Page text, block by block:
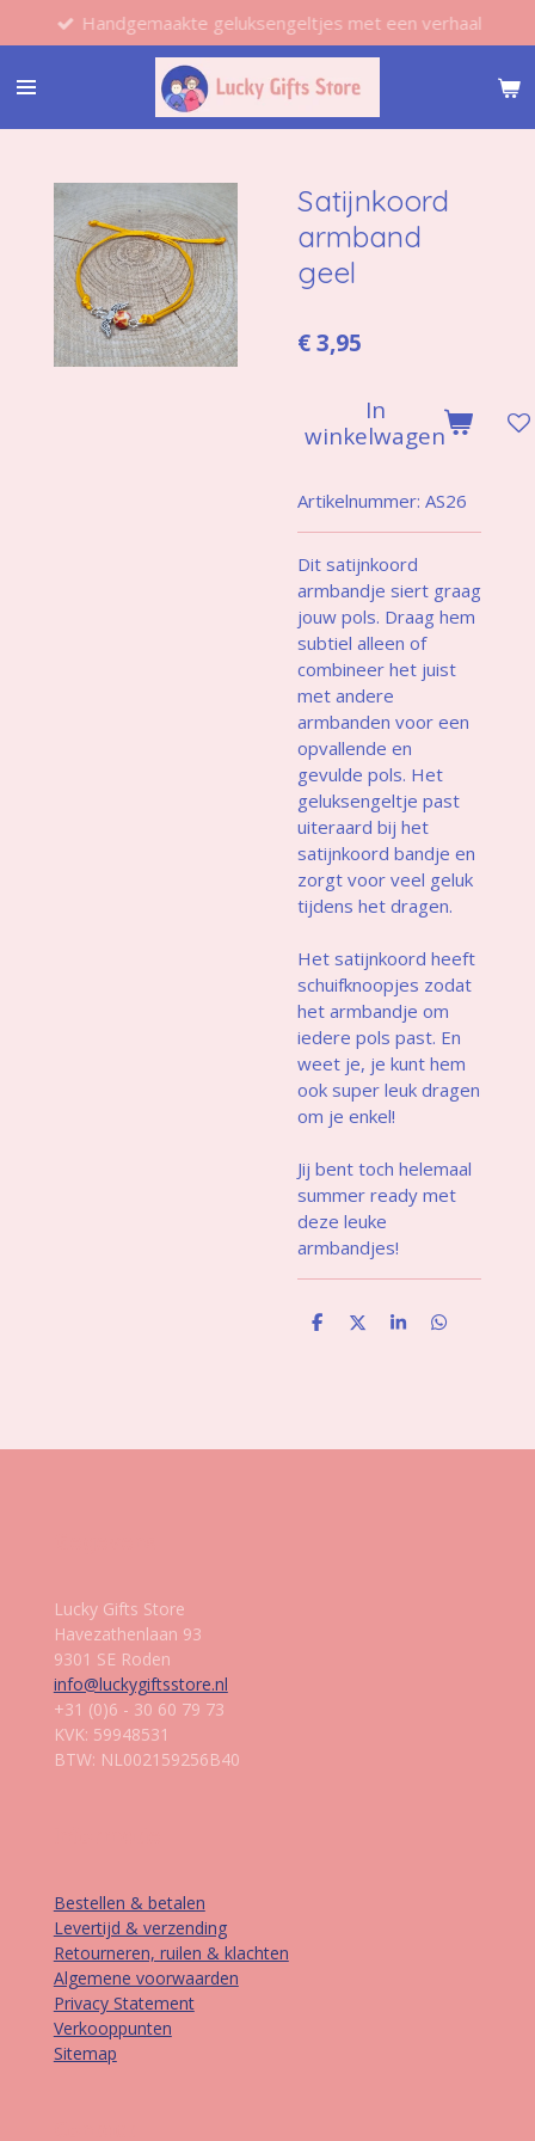
direct
naar
hoofdinhoud
Handgemaakte geluksengeltjes met een verhaal
Satijnkoord
armband
geel
€ 3,95
In
winkelwagen
Artikelnummer: AS26
Dit satijnkoord
armbandje siert graag
jouw pols. Draag hem
subtiel alleen of
combineer het juist
met andere
armbanden voor een
opvallende en
gevulde pols. Het
geluksengeltje past
uiteraard bij het
satijnkoord bandje en
zorgt voor veel geluk
tijdens het dragen.
Het satijnkoord heeft
schuifknoopjes zodat
het armbandje om
iedere pols past. En
weet je, je kunt hem
ook super leuk dragen
om je enkel!
Jij bent toch helemaal
summer ready met
deze leuke
armbandjes!
D
D
S
D
Lucky Gifts Store
Havezathenlaan 93
9301 SE Roden
info@luckygiftsstore.nl
+31 (0)6 - 30 60 79 73
KVK: 59948531
BTW: NL002159256B40
Bestellen & betalen
Levertijd & verzending
Retourneren, ruilen & klachten
Algemene voorwaarden
Privacy Statement
Verkooppunten
Sitemap